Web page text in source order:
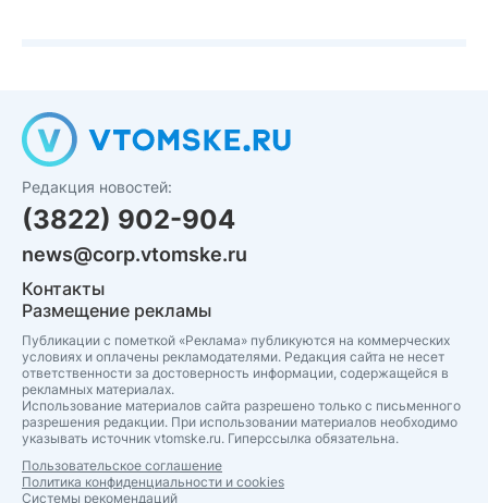
Редакция новостей:
(3822) 902-904
news@corp.vtomske.ru
Контакты
Размещение рекламы
Публикации с пометкой «Реклама» публикуются на коммерческих
условиях и оплачены рекламодателями. Редакция сайта не несет
ответственности за достоверность информации, содержащейся в
рекламных материалах.
Использование материалов сайта разрешено только с письменного
разрешения редакции. При использовании материалов необходимо
указывать источник vtomske.ru. Гиперссылка обязательна.
Пользовательское соглашение
Политика конфиденциальности и cookies
Системы рекомендаций